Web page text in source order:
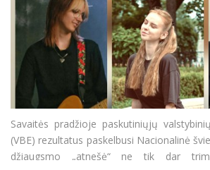
Savaitės pradžioje paskutiniųjų
(VBE) rezultatus paskelbusi Nacionalinė
džiaugsmo „atnešė“ ne tik dar